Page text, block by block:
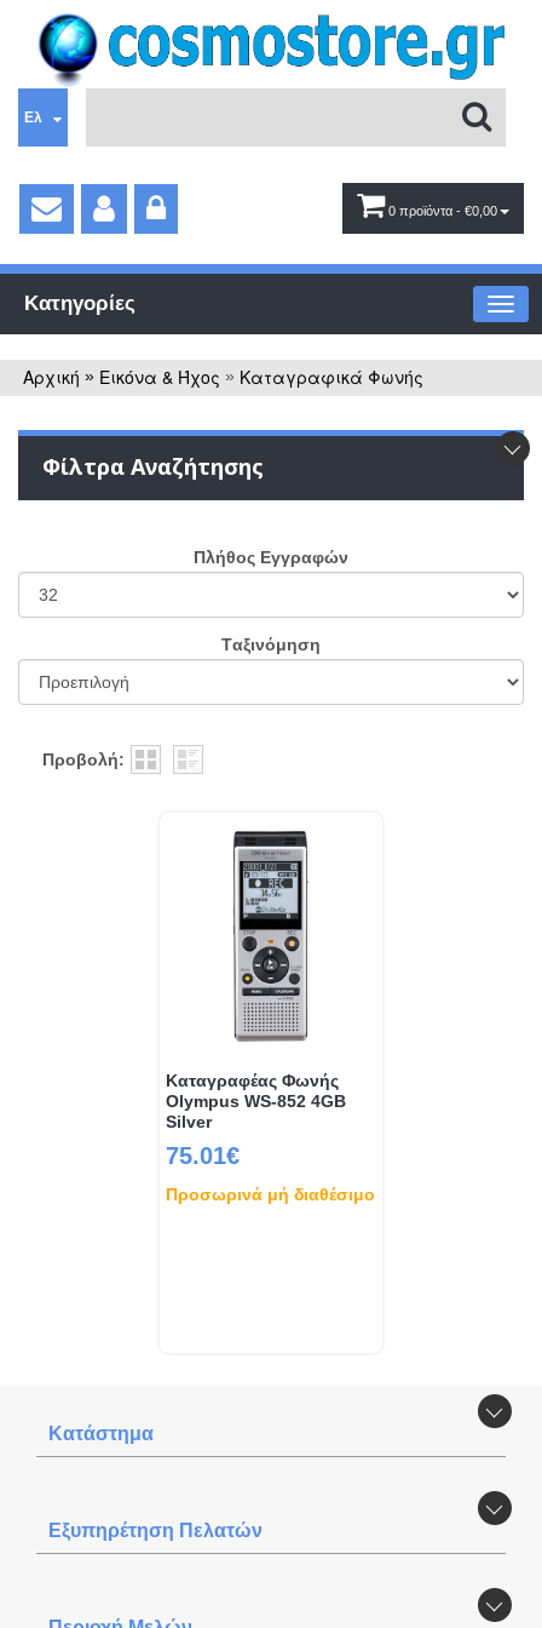
Ελ
0 προϊόντα - €0,00
Κατηγορίες
Αρχική » Εικόνα & Ήχος » Καταγραφικά Φωνής
Φίλτρα Αναζήτησης
Πλήθος Εγγραφών
Tαξινόμηση
Προβολή:
Καταγραφέας Φωνής
Olympus WS-852 4GB
Silver
75.01€
Προσωρινά μή διαθέσιμο
Κατάστημα
Εξυπηρέτηση Πελατών